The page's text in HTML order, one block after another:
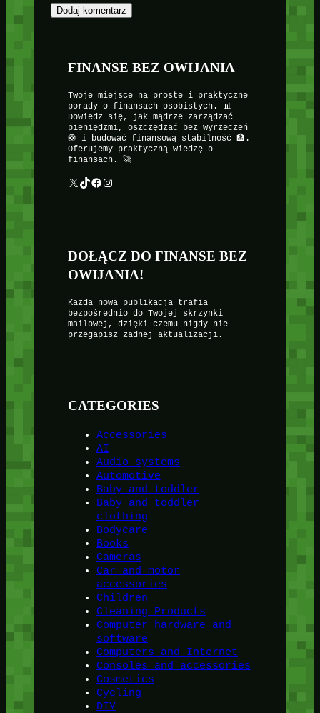
FINANSE BEZ OWIJANIA
Twoje miejsce na proste i praktyczne
porady o finansach osobistych. 📊
Dowiedz się, jak mądrze zarządzać
pieniędzmi, oszczędzać bez wyrzeczeń
🛟 i budować finansową stabilność 🏦.
Oferujemy praktyczną wiedzę o
finansach. 🚀
X TikTok Facebook Instagram
DOŁĄCZ DO FINANSE BEZ
OWIJANIA!
Każda nowa publikacja trafia
bezpośrednio do Twojej skrzynki
mailowej, dzięki czemu nigdy nie
przegapisz żadnej aktualizacji.
CATEGORIES
Accessories
AI
Audio systems
Automotive
Baby and toddler
Baby and toddler
clothing
Bodycare
Books
Cameras
Car and motor
accessories
Children
Cleaning Products
Computer hardware and
software
Computers and Internet
Consoles and accessories
Cosmetics
Cycling
DIY